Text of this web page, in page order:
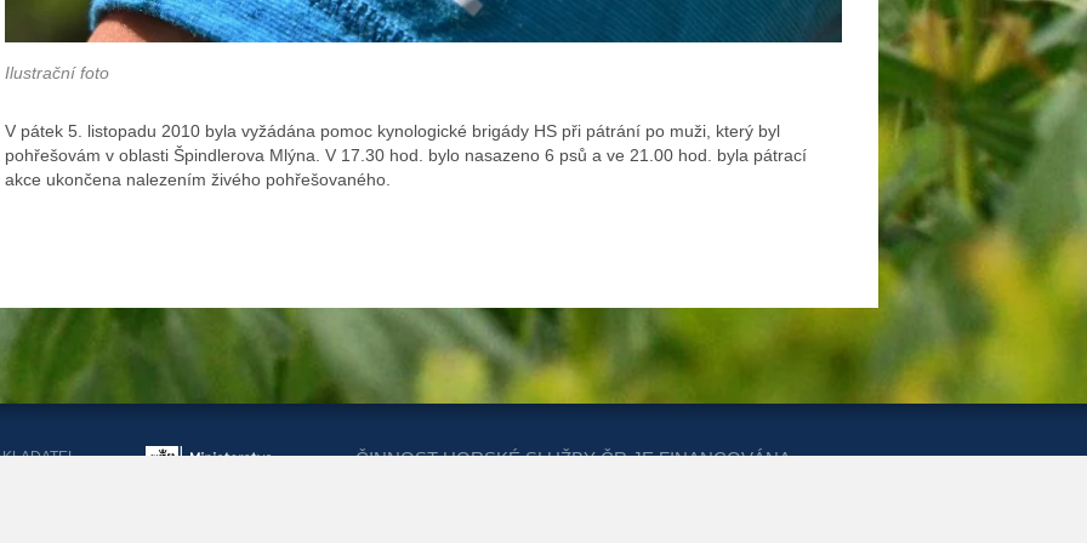
Ilustrační foto
V pátek 5. listopadu 2010 byla vyžádána pomoc kynologické brigády HS při pátrání po muži, který byl
pohřešovám v oblasti Špindlerova Mlýna. V 17.30 hod. bylo nasazeno 6 psů a ve 21.00 hod. byla pátrací
akce ukončena nalezením živého pohřešovaného.
ČINNOST HORSKÉ SLUŽBY ČR JE FINANCOVÁNA